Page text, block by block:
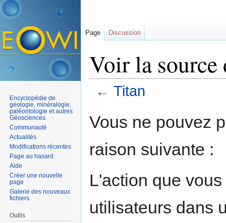
Voir la source
← Titan
Vous ne pouvez
raison suivante :
L'action que
utilisateurs dans
Page Discussion
Encyclopédie de
géologie, minéralogie,
paléontologie et autres
Géosciences
Communauté
Actualités
Modifications récentes
Page au hasard
Aide
Créer une nouvelle
page
Galerie des nouveaux
fichiers
Outils